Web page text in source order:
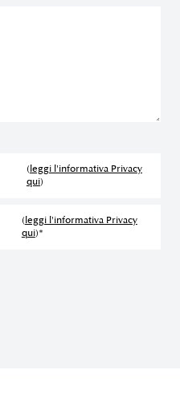
(leggi l'informativa Privacy
qui)
(leggi l'informativa Privacy
qui)*